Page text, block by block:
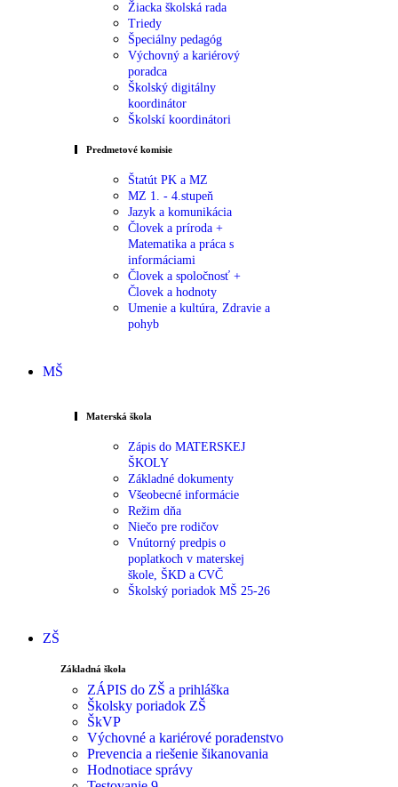
Žiacka školská rada
Triedy
Špeciálny pedagóg
Výchovný a kariérový
poradca
Školský digitálny
koordinátor
Školskí koordinátori
Predmetové komisie
Štatút PK a MZ
MZ 1. - 4.stupeň
Jazyk a komunikácia
Človek a príroda +
Matematika a práca s
informáciami
Človek a spoločnosť +
Človek a hodnoty
Umenie a kultúra, Zdravie a
pohyb
MŠ
Materská škola
Zápis do MATERSKEJ
ŠKOLY
Základné dokumenty
Všeobecné informácie
Režim dňa
Niečo pre rodičov
Vnútorný predpis o
poplatkoch v materskej
škole, ŠKD a CVČ
Školský poriadok MŠ 25-26
ZŠ
Základná škola
ZÁPIS do ZŠ a prihláška
Školsky poriadok ZŠ
ŠkVP
Výchovné a kariérové poradenstvo
Prevencia a riešenie šikanovania
Hodnotiace správy